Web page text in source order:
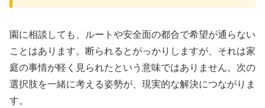
園に相談しても、ルートや安全面の都合で希望が通らない
ことはあります。断られるとがっかりしますが、それは家
庭の事情が軽く見られたという意味ではありません。次の
選択肢を一緒に考える姿勢が、現実的な解決につながりま
す。